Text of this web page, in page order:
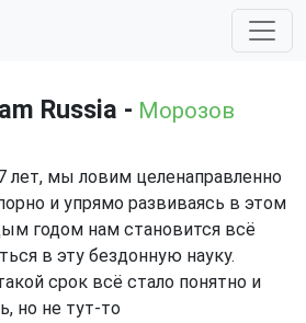
Russia - Морозов
лет, мы ловим целенаправленно
и упрямо развиваясь в этом
годом нам становится всё
в эту бездонную науку.
срок всё стало понятно и
но не тут-то